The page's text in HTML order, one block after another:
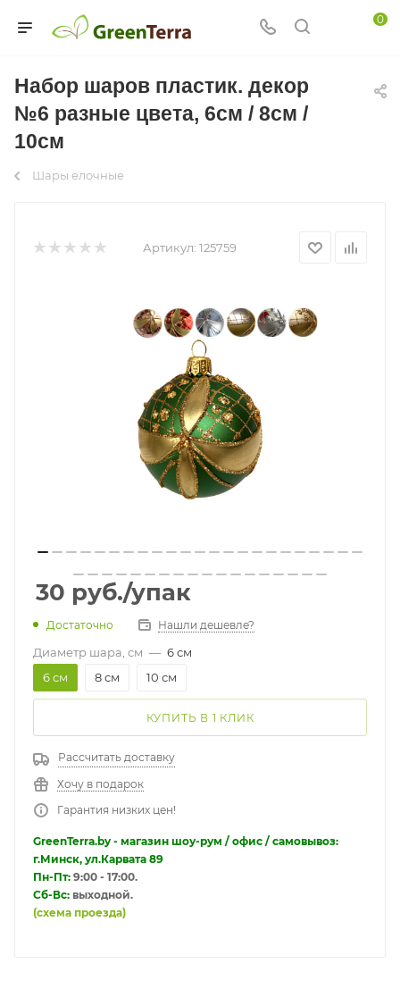
0
Набор шаров пластик. декор
№6 разные цвета, 6см / 8см /
10см
Шары елочные
Артикул: 125759
30 руб./упак
Достаточно Нашли дешевле?
Диаметр шара, см — 6 см
6 см
8 см 10 см
КУПИТЬ В 1 КЛИК
Рассчитать доставку
Хочу в подарок
Гарантия низких цен!
GreenTerra.by - магазин шоу-рум / офис / самовывоз:
г.Минск, ул.Карвата 89
Пн-Пт: 9:00 - 17:00.
Сб-Вс: выходной.
(схема проезда)